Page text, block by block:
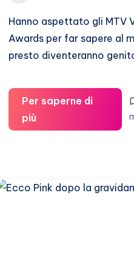
Hanno aspettato gli MTV
Awards per far sapere al
presto diventeranno
Per saperne di
piùJay
Z
per